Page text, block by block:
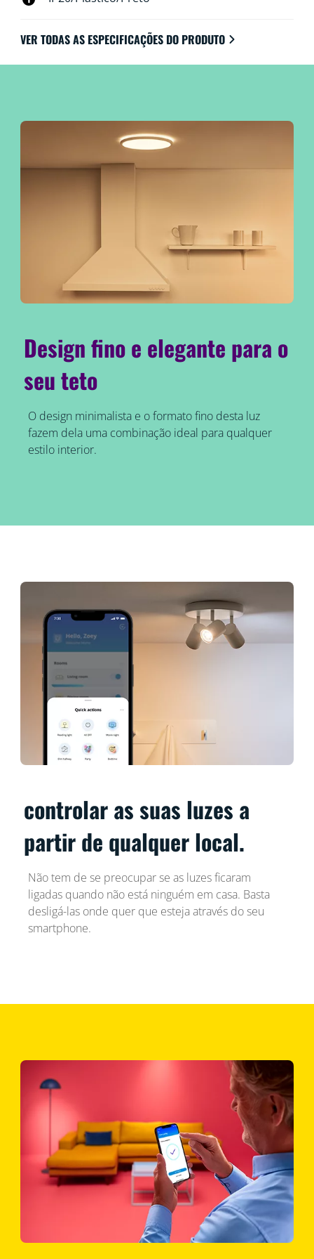
através de Wi-Fi utilizando a aplicação WiZ, o
VER TODAS AS ESPECIFICAÇÕES DO PRODUTO
Design fino e elegante para o
seu teto
O design minimalista e o formato fino desta luz
fazem dela uma combinação ideal para qualquer
estilo interior.
controlar as suas luzes a
partir de qualquer local.
Não tem de se preocupar se as luzes ficaram
ligadas quando não está ninguém em casa. Basta
desligá-las onde quer que esteja através do seu
smartphone.